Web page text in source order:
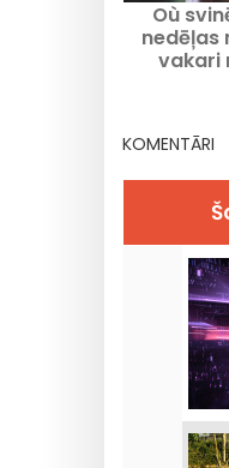
Où
nedēļas
vakari
KOMENTĀRI